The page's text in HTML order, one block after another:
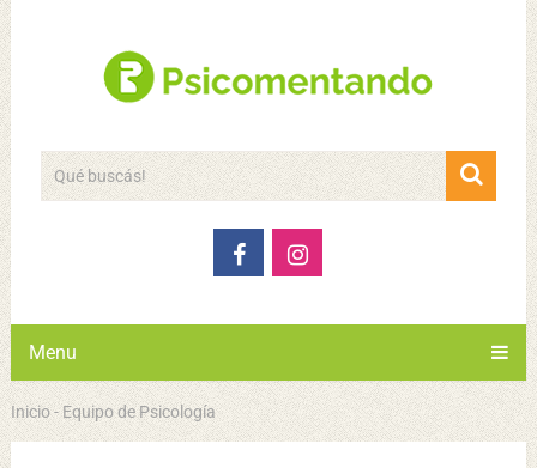
Menu
Inicio-Equipo de Psicología